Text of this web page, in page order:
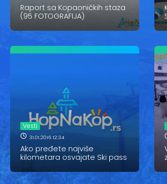
Raport sa Kopaoničkih staza
(95 FOTOGRAFIJA)
Vesti
31.01.2016 12:34
Ako pređete najviše
kilometara osvajate Ski pass